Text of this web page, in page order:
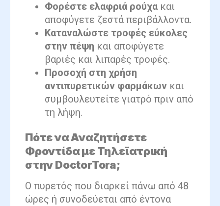
Φορέστε ελαφριά ρούχα και
αποφύγετε ζεστά περιβάλλοντα.
Καταναλώστε τροφές εύκολες
στην πέψη και αποφύγετε
βαριές και λιπαρές τροφές.
Προσοχή στη χρήση
αντιπυρετικών φαρμάκων και
συμβουλευτείτε γιατρό πριν από
τη λήψη.
Πότε να Αναζητήσετε
Φροντίδα με Τηλεϊατρική
στην DoctorTora;
Ο πυρετός που διαρκεί πάνω από 48
ώρες ή συνοδεύεται από έντονα